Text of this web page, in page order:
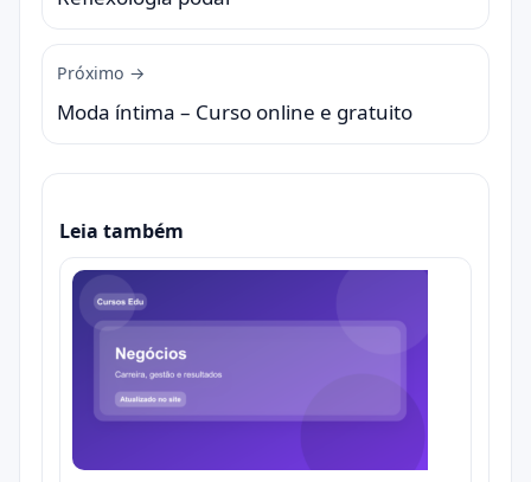
Próximo →
Moda íntima – Curso online e gratuito
Leia também